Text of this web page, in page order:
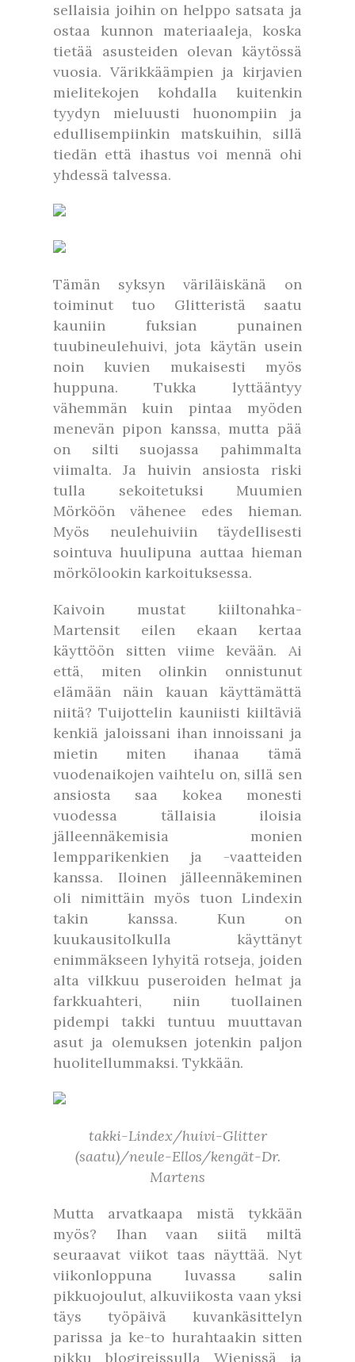
sellaisia joihin on helppo satsata ja
ostaa kunnon materiaaleja, koska
tietää asusteiden olevan käytössä
vuosia. Värikkäämpien ja kirjavien
mielitekojen kohdalla kuitenkin
tyydyn mieluusti huonompiin ja
edullisempiinkin matskuihin, sillä
tiedän että ihastus voi mennä ohi
yhdessä talvessa.
Tämän syksyn väriläiskänä on
toiminut tuo Glitteristä saatu
kauniin fuksian punainen
tuubineulehuivi, jota käytän usein
noin kuvien mukaisesti myös
huppuna. Tukka lyttääntyy
vähemmän kuin pintaa myöden
menevän pipon kanssa, mutta pää
on silti suojassa pahimmalta
viimalta. Ja huivin ansiosta riski
tulla sekoitetuksi Muumien
Mörköön vähenee edes hieman.
Myös neulehuiviin täydellisesti
sointuva huulipuna auttaa hieman
mörkölookin karkoituksessa.
Kaivoin mustat kiiltonahka-
Martensit eilen ekaan kertaa
käyttöön sitten viime kevään. Ai
että, miten olinkin onnistunut
elämään näin kauan käyttämättä
niitä? Tuijottelin kauniisti kiiltäviä
kenkiä jaloissani ihan innoissani ja
mietin miten ihanaa tämä
vuodenaikojen vaihtelu on, sillä sen
ansiosta saa kokea monesti
vuodessa tällaisia iloisia
jälleennäkemisia monien
lempparikenkien ja -vaatteiden
kanssa. Iloinen jälleennäkeminen
oli nimittäin myös tuon Lindexin
takin kanssa. Kun on
kuukausitolkulla käyttänyt
enimmäkseen lyhyitä rotseja, joiden
alta vilkkuu puseroiden helmat ja
farkkuahteri, niin tuollainen
pidempi takki tuntuu muuttavan
asut ja olemuksen jotenkin paljon
huolitellummaksi. Tykkään.
takki-Lindex/huivi-Glitter
(saatu)/neule-Ellos/kengät-Dr.
Martens
Mutta arvatkaapa mistä tykkään
myös? Ihan vaan siitä miltä
seuraavat viikot taas näyttää. Nyt
viikonloppuna luvassa salin
pikkuojoulut, alkuviikosta vaan yksi
täys työpäivä kuvankäsittelyn
parissa ja ke-to hurahtaakin sitten
pikku blogireissulla Wienissä ja